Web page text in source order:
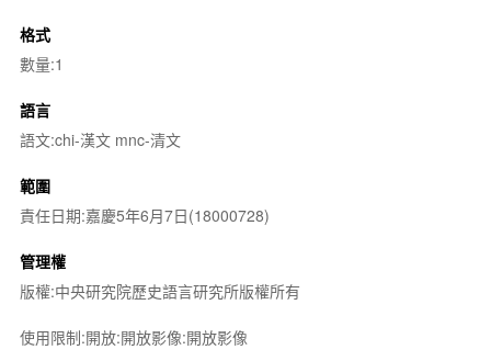
格式
數量:1
語言
語文:chi-漢文 mnc-清文
範圍
責任日期:嘉慶5年6月7日(18000728)
管理權
版權:中央研究院歷史語言研究所版權所有
使用限制:開放:開放影像:開放影像